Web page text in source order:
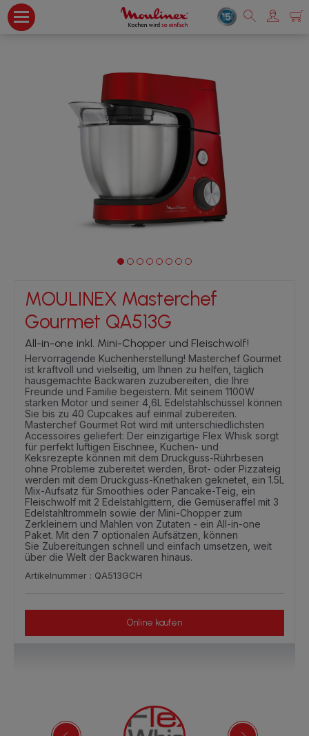
MOULINEX Masterchef
Gourmet QA513G
All-in-one inkl. Mini-Chopper und Fleischwolf!
Hervorragende Kuchenherstellung! Masterchef Gourmet
ist kraftvoll und vielseitig, um Ihnen zu helfen, täglich
hausgemachte Backwaren zuzubereiten, die Ihre
Freunde und Familie begeistern. Mit seinem 1100W
starken Motor und seiner 4,6L Edelstahlschüssel können
Sie bis zu 40 Cupcakes auf einmal zubereiten.
Masterchef Gourmet Rot wird mit unterschiedlichsten
Accessoires geliefert: Der einzigartige Flex Whisk sorgt
für perfekt luftigen Eischnee, Kuchen- und
Keksrezepte können mit dem Druckguss-Rührbesen
ohne Probleme zubereitet werden, Brot- oder Pizzateig
werden mit dem Druckguss-Knethaken geknetet, ein 1.5L
Mix-Aufsatz für Smoothies oder Pancake-Teig, ein
Fleischwolf mit 2 Edelstahlgittern, die Gemüseraffel mit 3
Edelstahltrommeln sowie der Mini-Chopper zum
Zerkleinern und Mahlen von Zutaten - ein All-in-one
Paket. Mit den 7 optionalen Aufsätzen, können
Sie Zubereitungen schnell und einfach umsetzen, weit
über die Welt der Backwaren hinaus.
Artikelnummer : QA513GCH
Online kaufen